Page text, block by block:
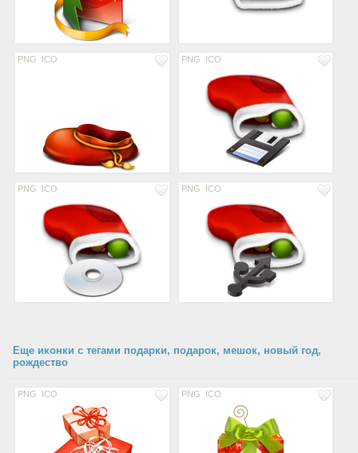
PNG ICO PNG ICO
PNG ICO PNG ICO
Еще иконки с тегами подарки, подарок, мешок, новый год,
рождество
PNG ICO PNG ICO